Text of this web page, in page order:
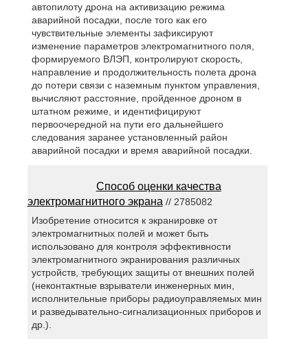
автопилоту дрона на активизацию режима
аварийной посадки, после того как его
чувствительные элементы зафиксируют
изменение параметров электромагнитного поля,
формируемого ВЛЭП, контролируют скорость,
направление и продолжительность полета дрона
до потери связи с наземным пунктом управления,
вычисляют расстояние, пройденное дроном в
штатном режиме, и идентифицируют
первоочередной на пути его дальнейшего
следования заранее установленный район
аварийной посадки и время аварийной посадки.
Способ оценки качества
электромагнитного экрана // 2785082
Изобретение относится к экранировке от
электромагнитных полей и может быть
использовано для контроля эффективности
электромагнитного экранирования различных
устройств, требующих защиты от внешних полей
(неконтактные взрыватели инженерных мин,
исполнительные приборы радиоуправляемых мин
и разведывательно-сигнализационных приборов и
др.).